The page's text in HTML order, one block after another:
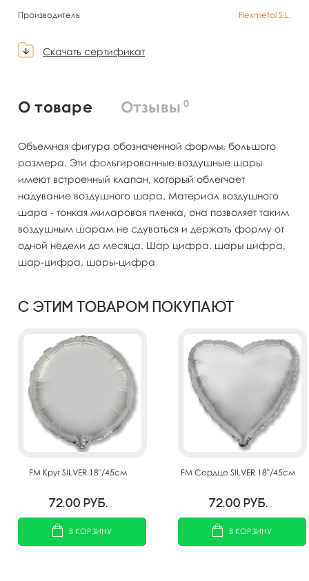
Производитель
Flexmetal S.L.
Скачать сертификат
О товаре Отзывы 0
Объемная фигура обозначенной формы, большого
размера. Эти фольгированные воздушные шары
имеют встроенный клапан, который облегчает
надувание воздушного шара. Материал воздушного
шара - тонкая миларовая пленка, она позволяет таким
воздушным шарам не сдуваться и держать форму от
одной недели до месяца. Шар цифра, шары цифра,
шар-цифра, шары-цифра
С этим товаром покупают
FM Круг SILVER 18"/45см
72.00 руб.
В КОРЗИНУ
FM Сердце SILVER 18"/45см
72.00 руб.
В КОРЗИНУ